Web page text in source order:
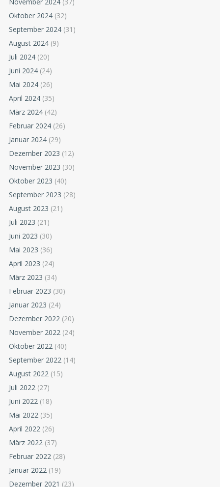
November 2024 (37)
Oktober 2024 (32)
September 2024 (31)
August 2024 (9)
Juli 2024 (20)
Juni 2024 (24)
Mai 2024 (26)
April 2024 (35)
März 2024 (42)
Februar 2024 (26)
Januar 2024 (29)
Dezember 2023 (12)
November 2023 (30)
Oktober 2023 (40)
September 2023 (28)
August 2023 (21)
Juli 2023 (21)
Juni 2023 (30)
Mai 2023 (36)
April 2023 (24)
März 2023 (34)
Februar 2023 (30)
Januar 2023 (24)
Dezember 2022 (20)
November 2022 (24)
Oktober 2022 (40)
September 2022 (14)
August 2022 (15)
Juli 2022 (27)
Juni 2022 (18)
Mai 2022 (35)
April 2022 (26)
März 2022 (37)
Februar 2022 (28)
Januar 2022 (19)
Dezember 2021 (23)